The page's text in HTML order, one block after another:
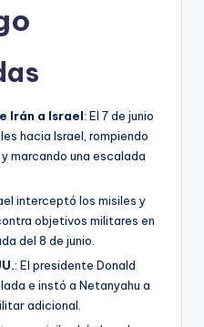
Irán a Israel: El 7 de junio
hacia Israel, rompiendo
marcando una escalada
interceptó los misiles y
objetivos militares en
del 8 de junio.
: El presidente Donald
e instó a Netanyahu a
adicional.